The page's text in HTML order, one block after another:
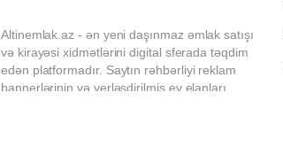
Altinemlak.az - ən yeni daşınmaz əmlak satışı
və kirayəsi xidmətlərini digital sferada təqdim
edən platformadır. Saytın rəhbərliyi reklam
bannerlərinin və yerləşdirilmiş ev elanları